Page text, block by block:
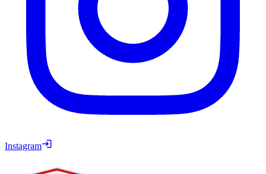
Instagram